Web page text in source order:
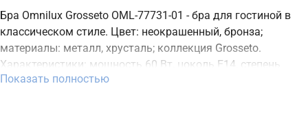
Бра Omnilux Grosseto OML-77731-01 - бра для гостиной в
классическом стиле. Цвет: неокрашенный, бронза;
материалы: металл, хрусталь; коллекция Grosseto.
Характеристики: мощность 60 Вт, цоколь E14, степень
защиты IP20. Подходит для монтажа на стену. В интернет-
Показать полностью